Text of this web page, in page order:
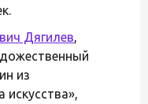
Дягилев,
из